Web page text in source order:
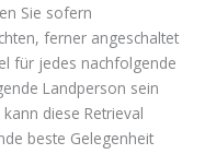
Sie sofern
ferner angeschaltet
für jedes nachfolgende
Landperson sein
diese Retrieval
beste Gelegenheit